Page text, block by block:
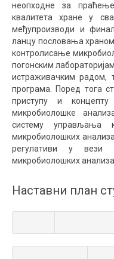
неопходне за
квалитета хране у
међупроизводи и
ланцу пословања
контролисање
погонским
истраживачким радом,
програма. Поред тога
приступу и концепту
микробиолошке
систему управљања
микробиолошких
регулативи у вези
микробиолошких анализа.
Наставни план